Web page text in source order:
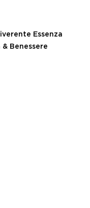
Essenza
Benessere